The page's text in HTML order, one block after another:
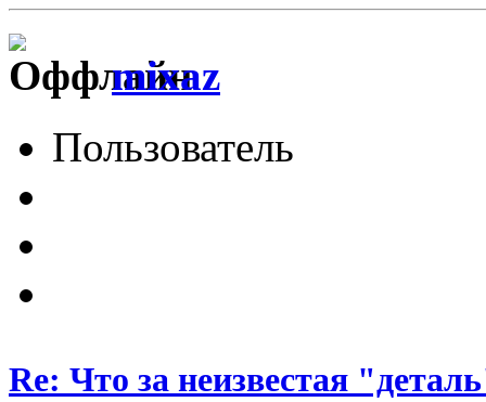
mixaz
Пользователь
Re: Что за неизвестая